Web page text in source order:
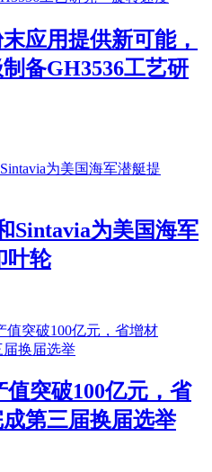
应用提供新可能，
备GH3536工艺研
Sintavia为美国海军
叶轮
值突破100亿元，省
第三届换届选举